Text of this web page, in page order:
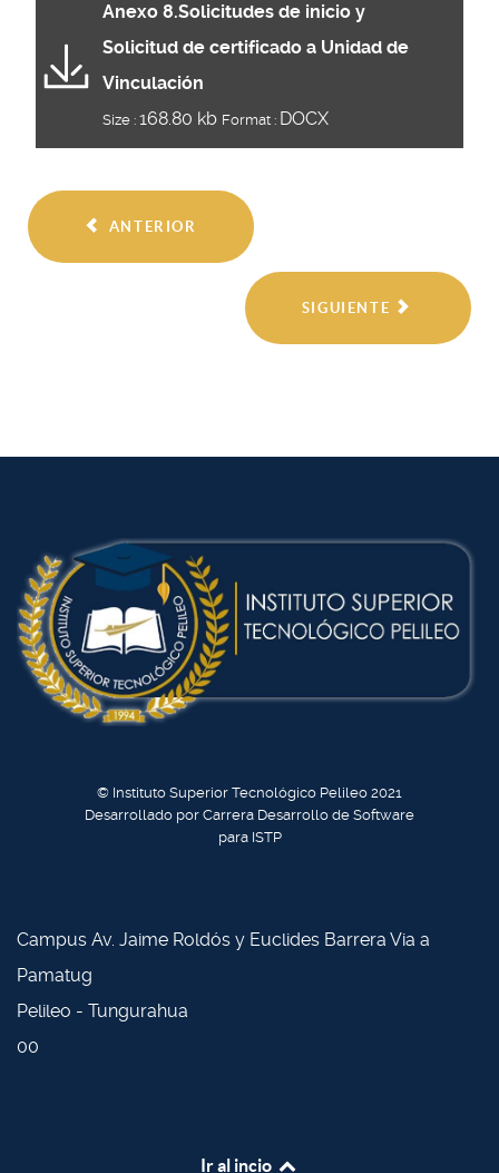
Anexo 8.Solicitudes de inicio y
Solicitud de certificado a Unidad de
Vinculación
Size : 168.80 kb Format : DOCX
ANTERIOR
SIGUIENTE
© Instituto Superior Tecnológico Pelileo 2021
Desarrollado por Carrera Desarrollo de Software
para ISTP
Campus Av. Jaime Roldós y Euclides Barrera Via a
Pamatug
Pelileo - Tungurahua
00
Ir al incio